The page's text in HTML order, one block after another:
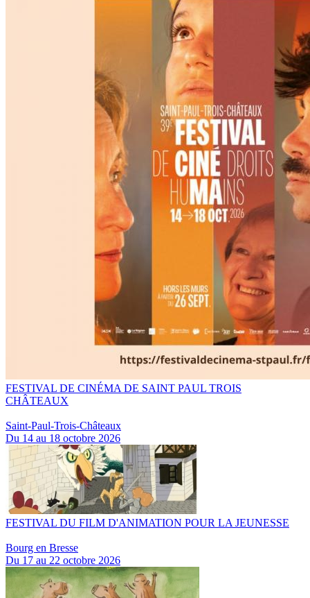
FESTIVAL DE CINÉMA DE SAINT PAUL TROIS
CHÂTEAUX
Saint-Paul-Trois-Châteaux
Du 14 au 18 octobre 2026
FESTIVAL DU FILM D'ANIMATION POUR LA JEUNESSE
Bourg en Bresse
Du 17 au 22 octobre 2026